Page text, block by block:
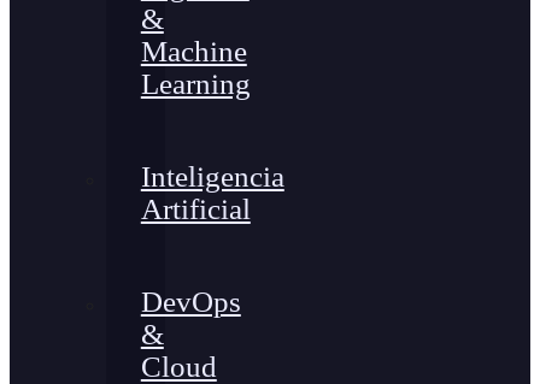
&
Machine
Learning
Inteligencia
Artificial
DevOps
&
Cloud